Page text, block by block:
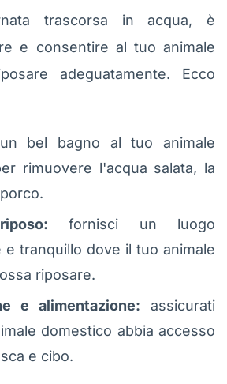
trascorsa in acqua, è
e consentire al tuo animale
adeguatamente. Ecco
bel bagno al tuo animale
rimuovere l'acqua salata, la
fornisci un luogo
e tranquillo dove il tuo animale
riposare.
e alimentazione: assicurati
domestico abbia accesso
e cibo.